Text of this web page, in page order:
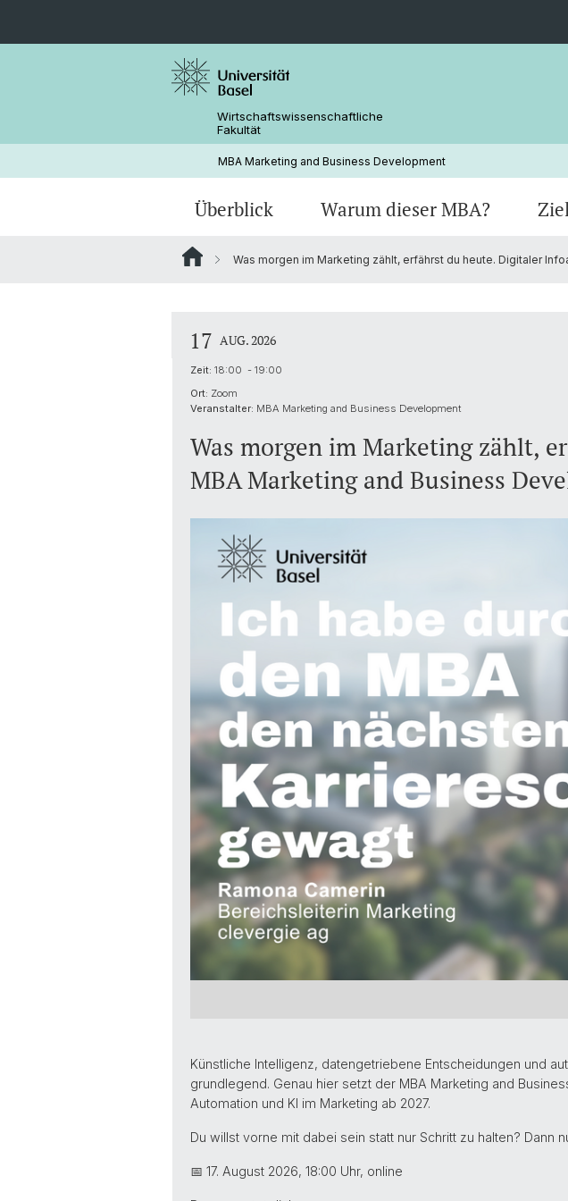
Wirtschaftswissenschaftliche
Fakultät
MBA Marketing and Business Development
Überblick Warum dieser MBA?
Was morgen im Marketing zählt, erfährst du heute. Digitaler
17 AUG. 2026
Zeit: 18:00 - 19:00
Ort: Zoom
Veranstalter: MBA Marketing and Business Development
Was morgen im Marketing zählt,
MBA Marketing and Business
Künstliche Intelligenz, datengetriebene Entscheidungen und
grundlegend. Genau hier setzt der MBA Marketing and
Automation und KI im Marketing ab 2027.
Du willst vorne mit dabei sein statt nur Schritt zu halten? Dann
📅 17. August 2026, 18:00 Uhr, online